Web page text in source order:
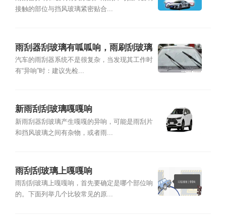
接触的部位与挡风玻璃紧密贴合...
雨刮器刮玻璃有呱呱响，雨刷刮玻璃
响怎么回事
汽车的雨刮器系统不是很复杂，当发现其工作时
有“异响”时：建议先检...
新雨刮刮玻璃嘎嘎响
新雨刮器刮玻璃产生嘎嘎的异响，可能是雨刮片
和挡风玻璃之间有杂物，或者雨...
雨刮刮玻璃上嘎嘎响
雨刮刮玻璃上嘎嘎响，首先要确定是哪个部位响
的。下面列举几个比较常见的原...